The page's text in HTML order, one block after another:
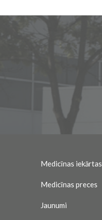
Medicīnas iekārtas
Medicīnas preces
Jaunumi